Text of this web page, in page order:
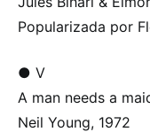
Popularizada por
● V
A man needs a
Neil Young, 1972